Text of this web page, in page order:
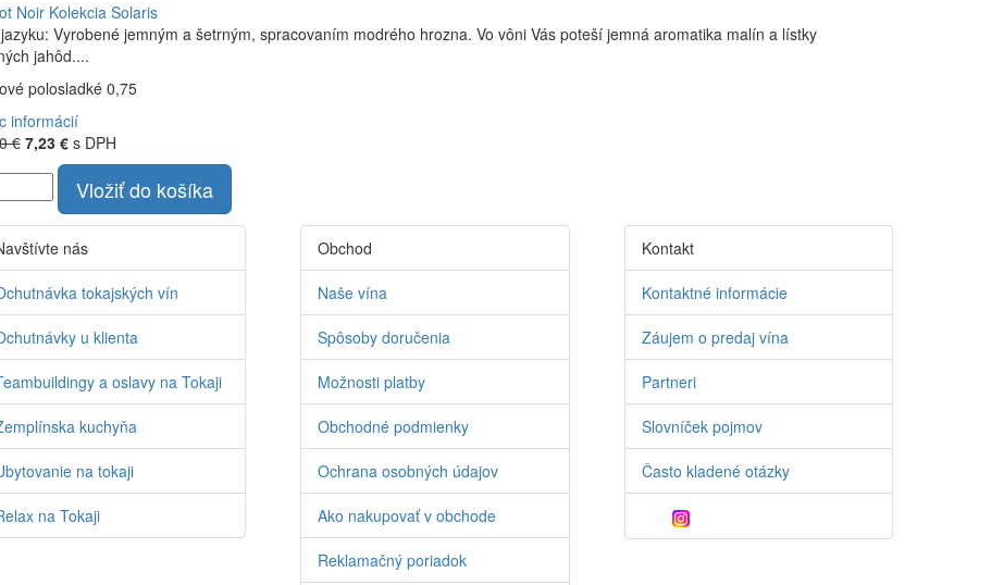
Noir Kolekcia Solaris
Vyrobené jemným a šetrným, spracovaním modrého hrozna. Vo vôni Vás poteší jemná aromatika malín a lístky
jahôd....
polosladké 0,75
informácií
€ 7,23 €s DPH
Vložiť do košíka
nás
tokajských vín
u klienta
a oslavy na Tokaji
kuchyňa
na tokaji
na Tokaji
Obchod
Naše vína
Spôsoby doručenia
Možnosti platby
Obchodné podmienky
Ochrana osobných údajov
Ako nakupovať v obchode
Reklamačný poriadok
Kontakt
Kontaktné informácie
Záujem o predaj vína
Partneri
Slovníček pojmov
Často kladené otázky